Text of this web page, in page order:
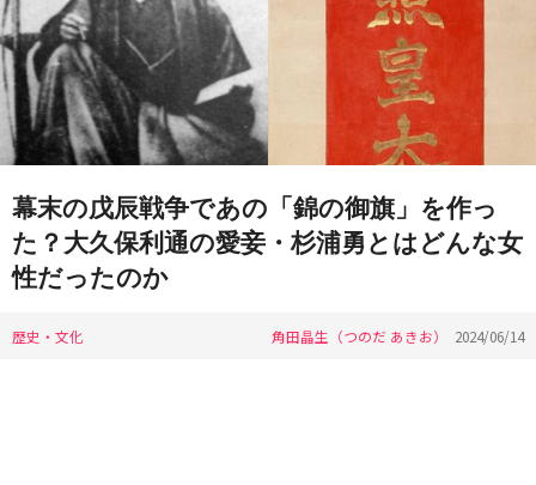
幕末の戊辰戦争であの「錦の御旗」を作っ
た？大久保利通の愛妾・杉浦勇とはどんな女
性だったのか
歴史・文化 角田晶生（つのだ あきお） 2024/06/14